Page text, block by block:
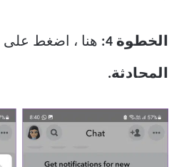
الخطوة 4: هنا ، اضغط على
المحادثة.